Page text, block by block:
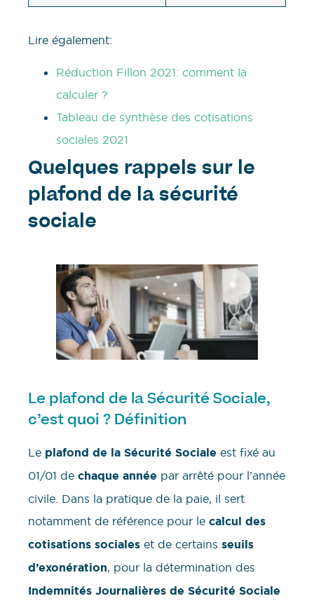
Lire également:
Réduction Fillon 2021: comment la
calculer ?
Tableau de synthèse des cotisations
sociales 2021
Quelques rappels sur le
plafond de la sécurité
sociale
Le plafond de la Sécurité Sociale,
c’est quoi ? Définition
Le plafond de la Sécurité Sociale est fixé au
01/01 de chaque année par arrêté pour l’année
civile. Dans la pratique de la paie, il sert
notamment de référence pour le calcul des
cotisations sociales et de certains seuils
d’exonération, pour la détermination des
Indemnités Journalières de Sécurité Sociale